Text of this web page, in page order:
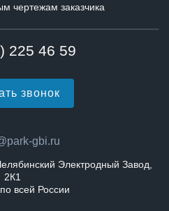
чертежам заказчика
225 46 59
звонок
gbi.ru
Электродный Завод,
2К1
всей России